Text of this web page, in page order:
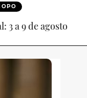
3 a 9 de agosto